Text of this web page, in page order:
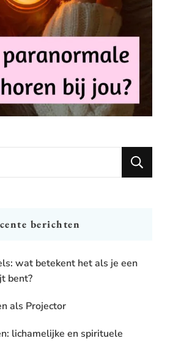
berichten
wat betekent het als je een
bent?
als Projector
lichamelijke en spirituele